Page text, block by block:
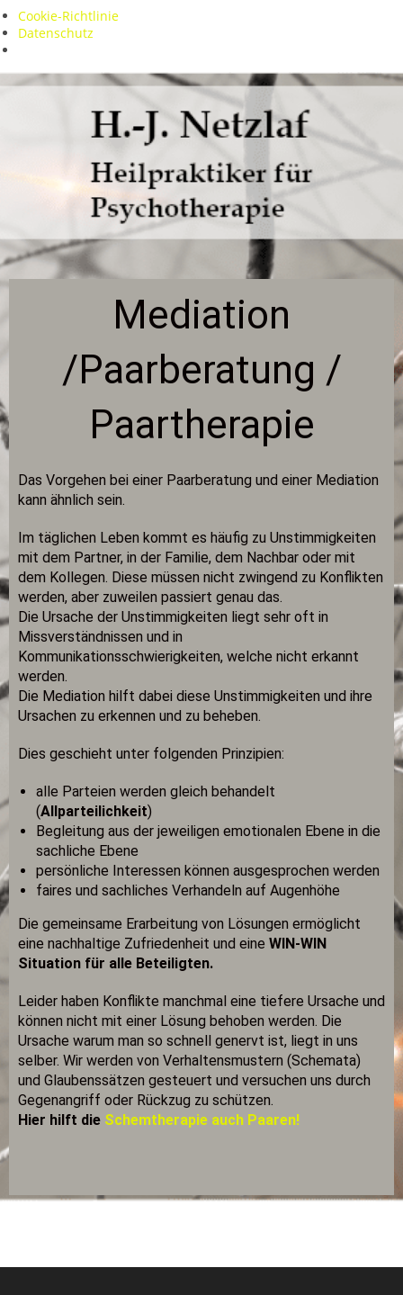
Cookie-Richtlinie
Datenschutz
Mediation
/Paarberatung /
Paartherapie
Das Vorgehen bei einer Paarberatung und einer Mediation
kann ähnlich sein.
Im täglichen Leben kommt es häufig zu Unstimmigkeiten
mit dem Partner, in der Familie, dem Nachbar oder mit
dem Kollegen. Diese müssen nicht zwingend zu Konflikten
werden, aber zuweilen passiert genau das.
Die Ursache der Unstimmigkeiten liegt sehr oft in
Missverständnissen und in
Kommunikationsschwierigkeiten, welche nicht erkannt
werden.
Die Mediation hilft dabei diese Unstimmigkeiten und ihre
Ursachen zu erkennen und zu beheben.
Dies geschieht unter folgenden Prinzipien:
alle Parteien werden gleich behandelt
(Allparteilichkeit)
Begleitung aus der jeweiligen emotionalen Ebene in die
sachliche Ebene
persönliche Interessen können ausgesprochen werden
faires und sachliches Verhandeln auf Augenhöhe
Die gemeinsame Erarbeitung von Lösungen ermöglicht
eine nachhaltige Zufriedenheit und eine WIN-WIN
Situation für alle Beteiligten.
Leider haben Konflikte manchmal eine tiefere Ursache und
können nicht mit einer Lösung behoben werden. Die
Ursache warum man so schnell genervt ist, liegt in uns
selber. Wir werden von Verhaltensmustern (Schemata)
und Glaubenssätzen gesteuert und versuchen uns durch
Gegenangriff oder Rückzug zu schützen.
Hier hilft die Schemtherapie auch Paaren!